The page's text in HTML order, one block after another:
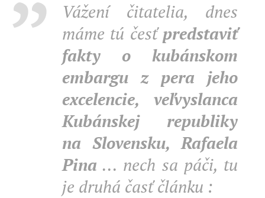
Vážení čitatelia, dnes
máme tú česťpredstaviť
fakty o kubánskom
embargu z pera jeho
excelencie, veľvyslanca
Kubánskej republiky
na Slovensku, Rafaela
Pina ... nech sa páči, tu
je druhá časť článku :